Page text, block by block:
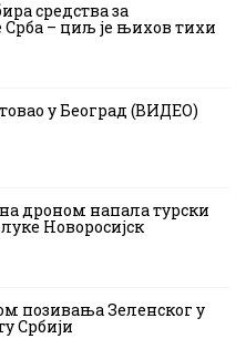
средства за
– циљ је њихов тихи
у Београд (ВИДЕО)
дроном напала турски
Новоросијск
позивања Зеленског у
Србији